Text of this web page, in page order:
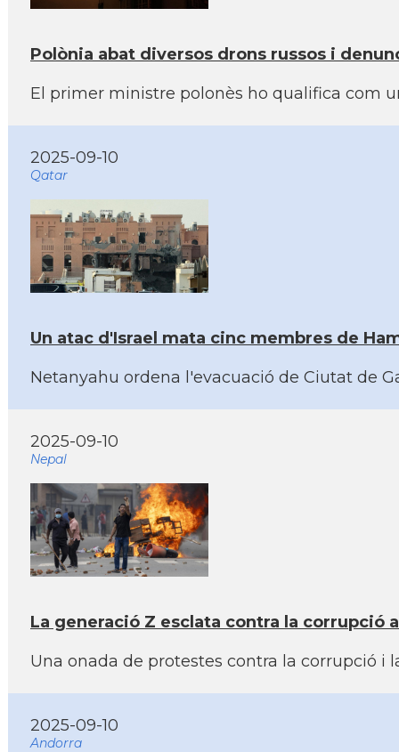
Polònia abat diversos drons russos i
El primer ministre polonès ho qualifica com
2025-09-10
Qatar
Un atac d'Israel mata cinc membres de
Netanyahu ordena l'evacuació de Ciutat de
2025-09-10
Nepal
La generació Z esclata contra la
Una onada de protestes contra la corrupció i
2025-09-10
Andorra